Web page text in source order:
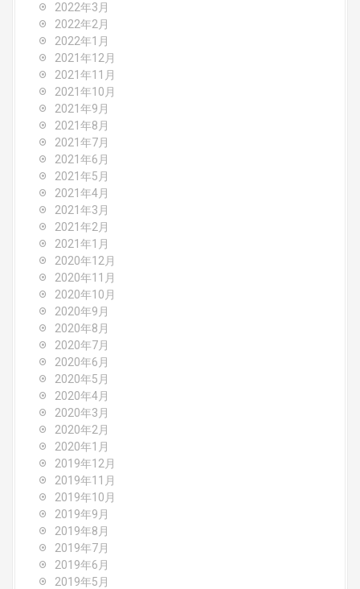
2022年3月
2022年2月
2022年1月
2021年12月
2021年11月
2021年10月
2021年9月
2021年8月
2021年7月
2021年6月
2021年5月
2021年4月
2021年3月
2021年2月
2021年1月
2020年12月
2020年11月
2020年10月
2020年9月
2020年8月
2020年7月
2020年6月
2020年5月
2020年4月
2020年3月
2020年2月
2020年1月
2019年12月
2019年11月
2019年10月
2019年9月
2019年8月
2019年7月
2019年6月
2019年5月